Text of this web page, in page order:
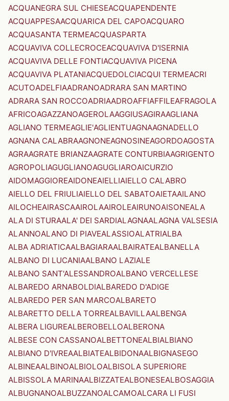
ACQUANEGRA SUL CHIESEACQUAPENDENTE
ACQUAPPESAACQUARICA DEL CAPOACQUARO
ACQUASANTA TERMEACQUASPARTA
ACQUAVIVA COLLECROCEACQUAVIVA D'ISERNIA
ACQUAVIVA DELLE FONTIACQUAVIVA PICENA
ACQUAVIVA PLATANIACQUEDOLCIACQUI TERMEACRI
ACUTOADELFIAADRANOADRARA SAN MARTINO
ADRARA SAN ROCCOADRIAADROAFFIAFFILEAFRAGOLA
AFRICOAGAZZANOAGEROLAAGGIUSAGIRAAGLIANA
AGLIANO TERMEAGLIE'AGLIENTUAGNAAGNADELLO
AGNANA CALABRAAGNONEAGNOSINEAGORDOAGOSTA
AGRAAGRATE BRIANZAAGRATE CONTURBIAAGRIGENTO
AGROPOLIAGUGLIANOAGUGLIAROAICURZIO
AIDOMAGGIOREAIDONEAIELLIAIELLO CALABRO
AIELLO DEL FRIULIAIELLO DEL SABATOAIETAAILANO
AILOCHEAIRASCAAIROLAAIROLEAIRUNOAISONEALA
ALA DI STURAALA' DEI SARDIALAGNAALAGNA VALSESIA
ALANNOALANO DI PIAVEALASSIOALATRIALBA
ALBA ADRIATICAALBAGIARAALBAIRATEALBANELLA
ALBANO DI LUCANIAALBANO LAZIALE
ALBANO SANT'ALESSANDROALBANO VERCELLESE
ALBAREDO ARNABOLDIALBAREDO D'ADIGE
ALBAREDO PER SAN MARCOALBARETO
ALBARETTO DELLA TORREALBAVILLAALBENGA
ALBERA LIGUREALBEROBELLOALBERONA
ALBESE CON CASSANOALBETTONEALBIALBIANO
ALBIANO D'IVREAALBIATEALBIDONAALBIGNASEGO
ALBINEAALBINOALBIOLOALBISOLA SUPERIORE
ALBISSOLA MARINAALBIZZATEALBONESEALBOSAGGIA
ALBUGNANOALBUZZANOALCAMOALCARA LI FUSI